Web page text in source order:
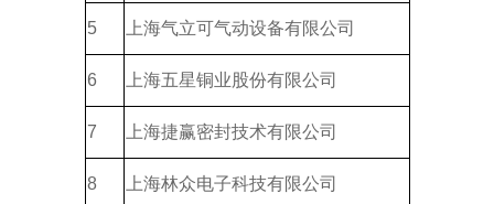
5 上海气立可气动设备有限公司
6 上海五星铜业股份有限公司
7 上海捷赢密封技术有限公司
8 上海林众电子科技有限公司